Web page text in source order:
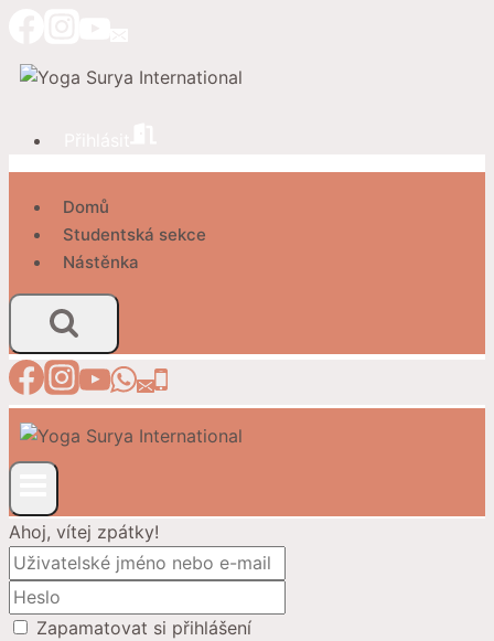
obsah
Domů
Studentská sekce
Nástěnka
Ahoj, vítej zpátky!
Zapamatovat si přihlášení